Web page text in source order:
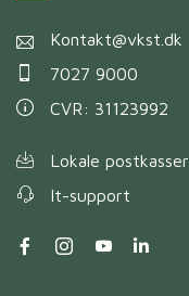
Kontakt@vkst.dk
7027 9000
CVR: 31123992
Lokale postkasser
It-support